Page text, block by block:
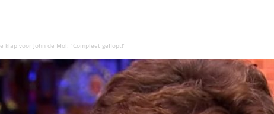
klap voor John de Mol: “Compleet geflopt!”